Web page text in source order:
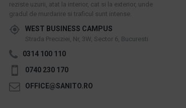
reziste uzurii, atat la interior, cat si la exterior, unde
gradul de murdarire si traficul sunt intense.
WEST BUSINESS CAMPUS
Strada Preciziei, Nr, 3W, Sector 6, Bucuresti
0314 100 110
0740 230 170
OFFICE@SANITO.RO